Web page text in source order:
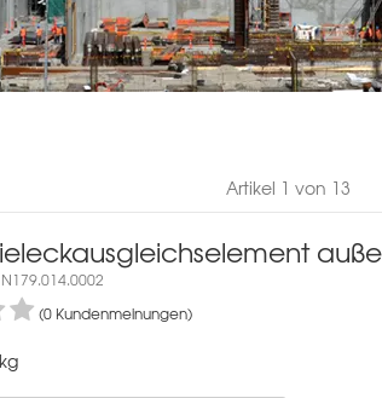
Artikel 1 von 13
(0 Kundenmeinungen)